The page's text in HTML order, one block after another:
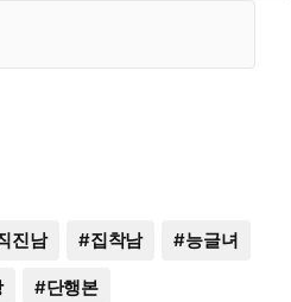
진남 #집착남 #능글녀
#단행본